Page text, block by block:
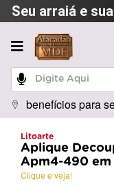
Seu arraiá e
benefícios para
Litoarte
Aplique
Apm4-490 em
Clique e veja!